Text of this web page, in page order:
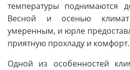
температуры поднимаются
Весной и осенью климат
умеренным, и юрле
приятную прохладу и комфорт.
Одной из особенностей